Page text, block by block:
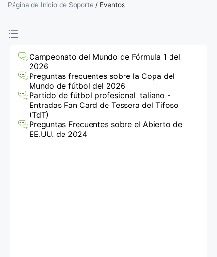
sitio de
de entradas
Página de Inicio de Soporte / Eventos
Campeonato del Mundo de Fórmula 1 del
2026
Preguntas frecuentes sobre la Copa del
Mundo de fútbol del 2026
Partido de fútbol profesional italiano -
Entradas Fan Card de Tessera del Tifoso
(TdT)
Preguntas Frecuentes sobre el Abierto de
EE.UU. de 2024